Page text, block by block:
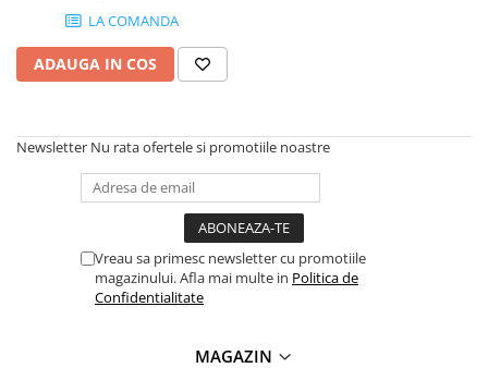
LA COMANDA
ADAUGA IN COS
Newsletter Nu rata ofertele si promotiile noastre
Vreau sa primesc newsletter cu promotiile
magazinului. Afla mai multe in Politica de
Confidentialitate
MAGAZIN